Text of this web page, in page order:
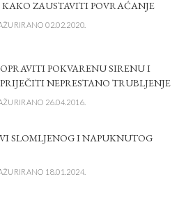
KAKO ZAUSTAVITI POVRAĆANJE
02.02.2020.
POKVARENU SIRENU I
NEPRESTANO TRUBLJENJE
26.04.2016.
SLOMLJENOG I NAPUKNUTOG
18.01.2024.